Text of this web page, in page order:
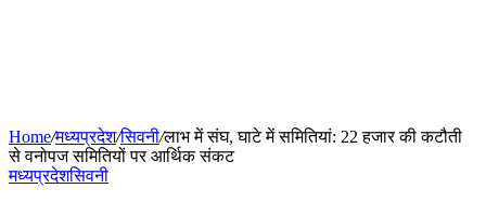
Home/मध्यप्रदेश/सिवनी/लाभ में संघ, घाटे में समितियां: 22 हजार की कटौती
से वनोपज समितियों पर आर्थिक संकट
मध्यप्रदेशसिवनी